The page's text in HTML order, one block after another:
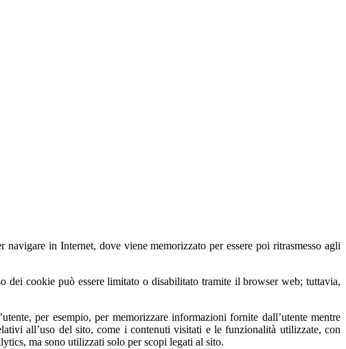
in Internet, dove viene memorizzato per essere poi ritrasmesso agli
cookie può essere limitato o disabilitato tramite il browser web; tuttavia,
per esempio, per memorizzare informazioni fornite dall’utente mentre
all’uso del sito, come i contenuti visitati e le funzionalità utilizzate, con
ma sono utilizzati solo per scopi legati al sito.